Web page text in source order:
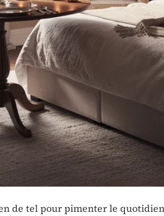
de tel pour pimenter le